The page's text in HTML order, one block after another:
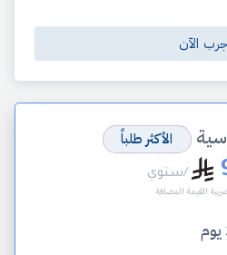
جرب الآن
الأكثر طلباً
/سنوي
القيمة المضافة